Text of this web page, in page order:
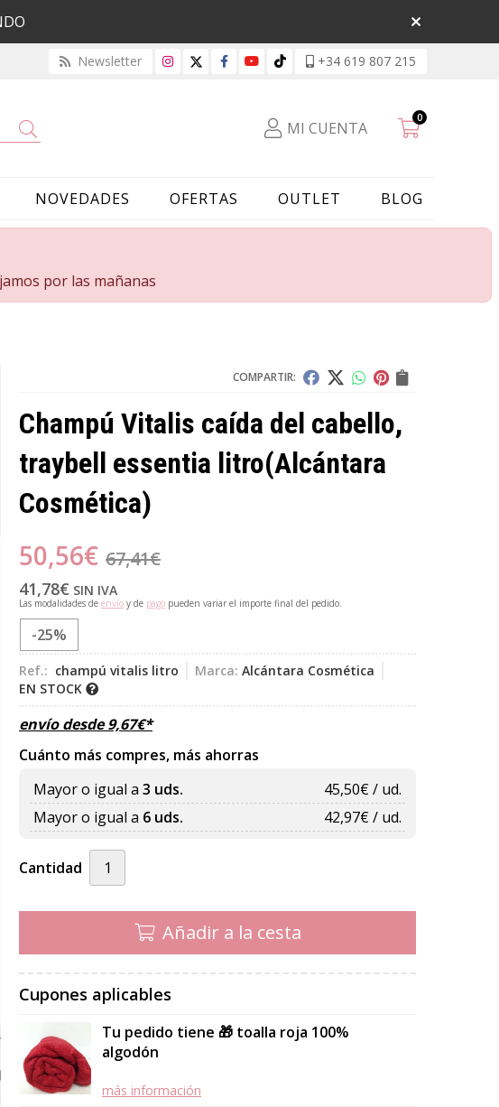
Newsletter +34 619 807 215
MI CUENTA
0
NOVEDADES OFERTAS OUTLET BLOG
por las mañanas
COMPARTIR:
Champú Vitalis caída del cabello,
traybell essentia litro(Alcántara
Cosmética)
50,56€ 67,41€
41,78€ SIN IVA
Las modalidades de envío y de pago pueden variar el importe final del pedido.
-25%
Ref.: champú vitalis litro Marca: Alcántara Cosmética
EN STOCK
envío desde9,67€*
Cuánto más compres, más ahorras
Mayor o igual a 3 uds. 45,50€ / ud.
Mayor o igual a 6 uds. 42,97€ / ud.
Cantidad
Añadir a la cesta
Cupones aplicables
Tu pedido tiene 🎁 toalla roja 100%
algodón
más información